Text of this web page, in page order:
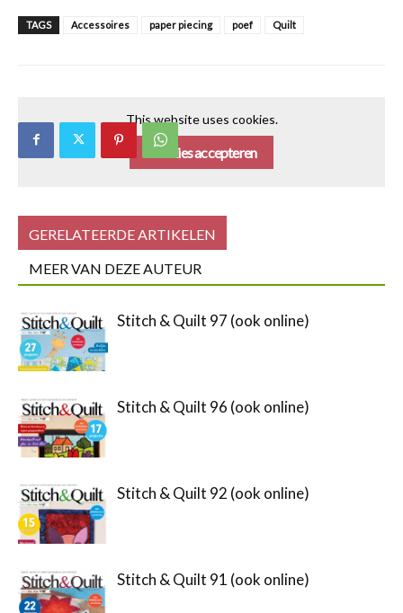
TAGS Accessoires paper piecing poef Quilt
This website uses cookies.
Cookies accepteren
GERELATEERDE ARTIKELEN
MEER VAN DEZE AUTEUR
Stitch & Quilt 97 (ook online)
Stitch & Quilt 96 (ook online)
Stitch & Quilt 92 (ook online)
Stitch & Quilt 91 (ook online)